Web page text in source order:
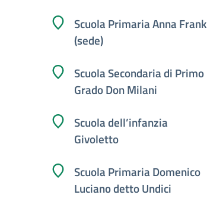
Scuola Primaria Anna Frank
(sede)
Scuola Secondaria di Primo
Grado Don Milani
Scuola dell’infanzia
Givoletto
Scuola Primaria Domenico
Luciano detto Undici